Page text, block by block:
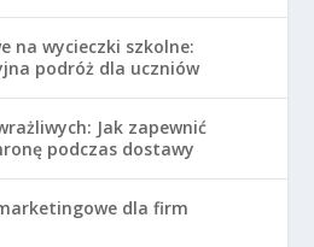
na wycieczki szkolne:
podróż dla uczniów
Jak zapewnić
podczas dostawy
dla firm